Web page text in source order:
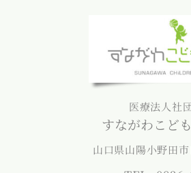
医療法人社
すながわこど
山口県山陽小野田